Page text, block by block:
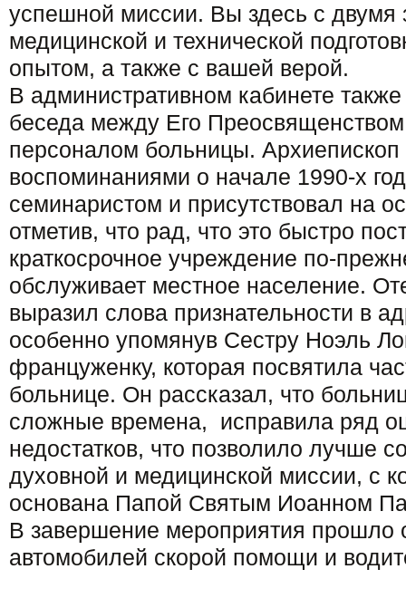
успешной миссии. Вы здесь с двумя
медицинской и технической
опытом, а также с вашей верой.
В административном кабинете
беседа между Его
персоналом больницы.
воспоминаниями о начале 1990-х
семинаристом и присутствовал на
отметив, что рад, что это быстро
краткосрочное учреждение по-
обслуживает местное население.
выразил слова признательности в
особенно упомянув Сестру Ноэль
француженку, которая посвятила
больнице. Он рассказал, что
сложные времена, исправила ряд
недостатков, что позволило лучше
духовной и медицинской миссии, с
основана Папой Святым Иоанном
В завершение мероприятия прошло
автомобилей скорой помощи и